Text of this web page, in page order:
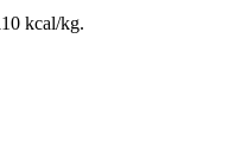
kcal/kg.